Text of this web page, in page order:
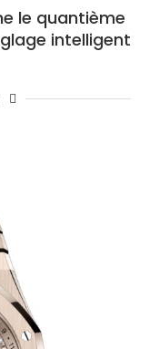
le quantième
intelligent